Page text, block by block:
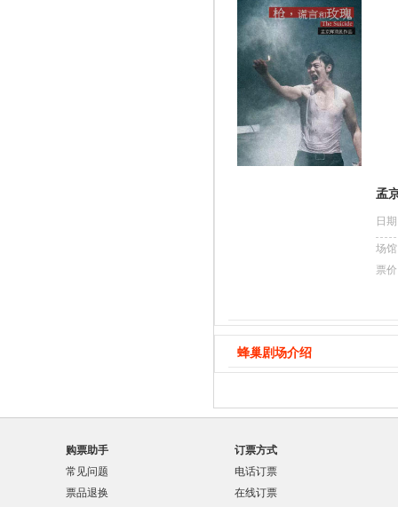
孟
日
场
票
蜂巢剧场介绍
购票助手
常见问题
票品退换
订票方式
电话订票
在线订票